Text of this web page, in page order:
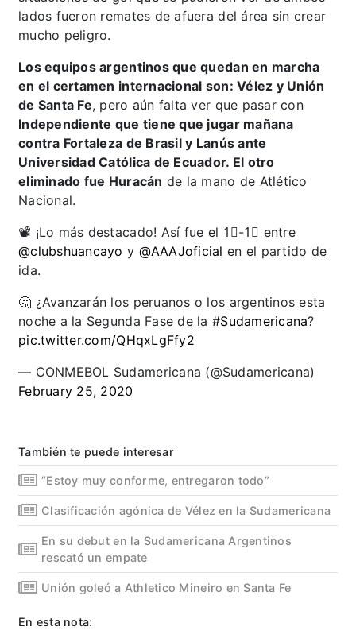
lados fueron remates de afuera del área sin crear
mucho peligro.
Los equipos argentinos que quedan en marcha
en el certamen internacional son: Vélez y Unión
de Santa Fe, pero aún falta ver que pasar con
Independiente que tiene que jugar mañana
contra Fortaleza de Brasil y Lanús ante
Universidad Católica de Ecuador. El otro
eliminado fue Huracán de la mano de Atlético
Nacional.
📽️ ¡Lo más destacado! Así fue el 1⃣-1⃣ entre
@clubshuancayo y @AAAJoficial en el partido de
ida.
🤔 ¿Avanzarán los peruanos o los argentinos esta
noche a la Segunda Fase de la #Sudamericana?
pic.twitter.com/QHqxLgFfy2
— CONMEBOL Sudamericana (@Sudamericana)
February 25, 2020
También te puede interesar
“Estoy muy conforme, entregaron todo”
Clasificación agónica de Vélez en la Sudamericana
En su debut en la Sudamericana Argentinos
rescató un empate
Unión goleó a Athletico Mineiro en Santa Fe
En esta nota: